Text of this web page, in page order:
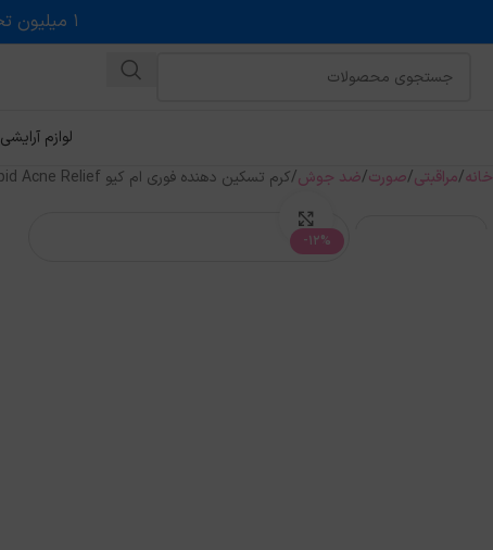
۱ میلیون تخفیف روی حداقل خرید ۵ میلیونی با کد روبه رو در درگاه اسنپ پی
لوازم آرایشی
خانه مراقبتی صورت ضد جوش کرم تسکین دهنده فوری ام کیو Rapid Acne Relief حجم ۲۰ میل
-12%